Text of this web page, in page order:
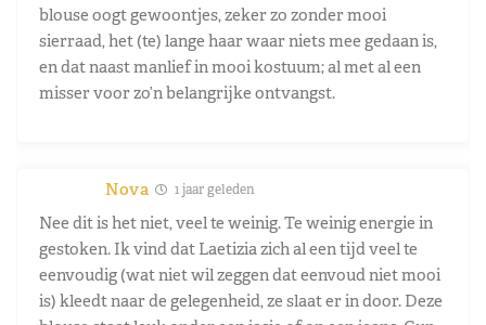
blouse oogt gewoontjes, zeker zo zonder mooi
sierraad, het (te) lange haar waar niets mee gedaan is,
en dat naast manlief in mooi kostuum; al met al een
misser voor zo’n belangrijke ontvangst.
Nova 1 jaar geleden
Nee dit is het niet, veel te weinig. Te weinig energie in
gestoken. Ik vind dat Laetizia zich al een tijd veel te
eenvoudig (wat niet wil zeggen dat eenvoud niet mooi
is) kleedt naar de gelegenheid, ze slaat er in door. Deze